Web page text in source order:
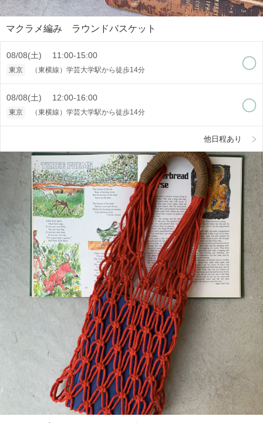
マクラメ編み ラウンドバスケット
08/08(土) 11:00-15:00
東京 （東横線）学芸大学駅から徒歩14分
08/08(土) 12:00-16:00
東京 （東横線）学芸大学駅から徒歩14分
他日程あり